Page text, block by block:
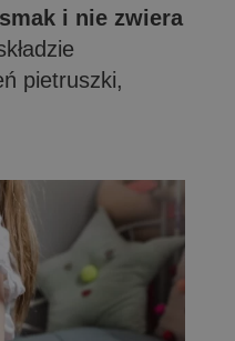
i nie zwiera
pietruszki,